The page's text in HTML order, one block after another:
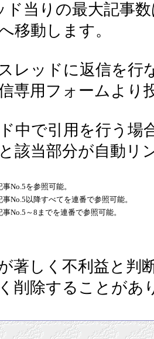
ド当りの最大記事
移動します。
レッドに返信を行
専用フォームより
中で引用を行う場
該当部分が自動リ
を参照可能。
以降すべてを連番で参照可能。
～8までを連番で参照可能。
著しく不利益と判
削除することがあ